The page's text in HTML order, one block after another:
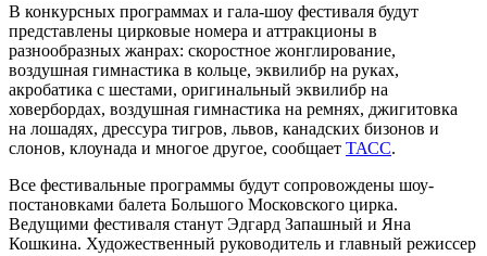
В конкурсных программах и гала-шоу фестиваля будут
представлены цирковые номера и аттракционы в
разнообразных жанрах: скоростное жонглирование,
воздушная гимнастика в кольце, эквилибр на руках,
акробатика с шестами, оригинальный эквилибр на
ховербордах, воздушная гимнастика на ремнях, джигитовка
на лошадях, дрессура тигров, львов, канадских бизонов и
слонов, клоунада и многое другое, сообщает ТАСС.
Все фестивальные программы будут сопровождены шоу-
постановками балета Большого Московского цирка.
Ведущими фестиваля станут Эдгард Запашный и Яна
Кошкина. Художественный руководитель и главный режиссер